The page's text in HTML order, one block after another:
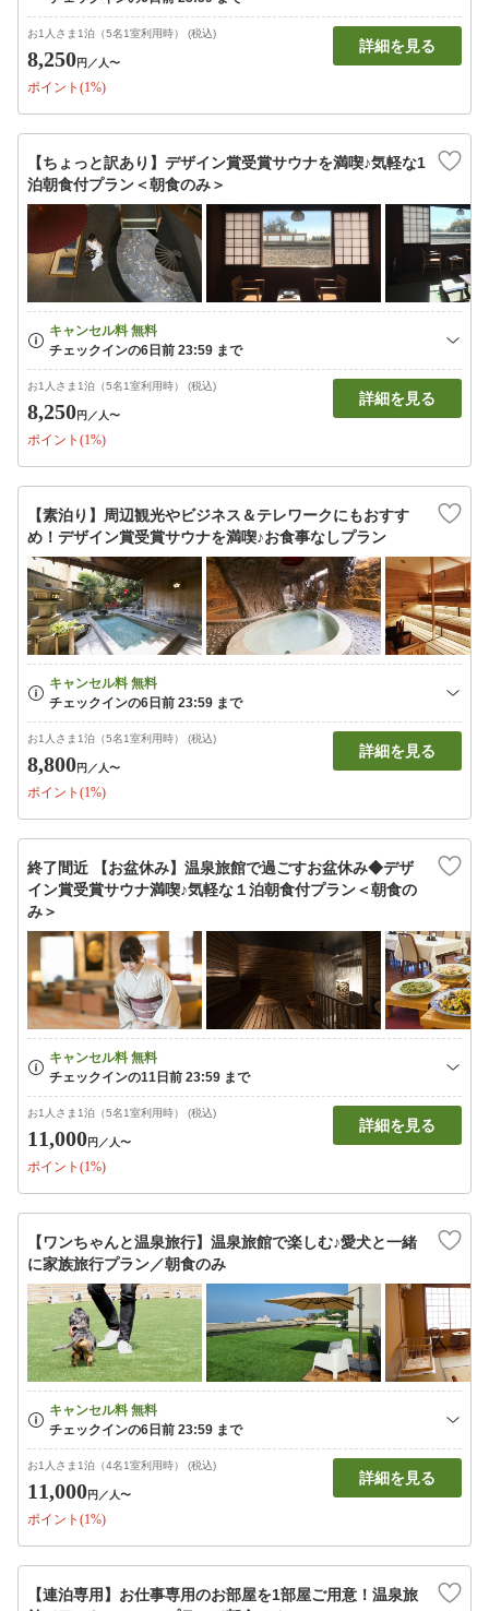
お1人さま1泊（5名1室利用時） (税込)
8,250円 ／人〜
ポイント(1%)
詳細を見る
【ちょっと訳あり】デザイン賞受賞サウナを満喫♪気軽な1
泊朝食付プラン＜朝食のみ＞
お1人さま1泊（5名1室利用時） (税込)
8,250円 ／人〜
ポイント(1%)
詳細を見る
【素泊り】周辺観光やビジネス＆テレワークにもおすす
め！デザイン賞受賞サウナを満喫♪お食事なしプラン
お1人さま1泊（5名1室利用時） (税込)
8,800円 ／人〜
ポイント(1%)
詳細を見る
終了間近 【お盆休み】温泉旅館で過ごすお盆休み◆デザ
イン賞受賞サウナ満喫♪気軽な１泊朝食付プラン＜朝食の
み＞
お1人さま1泊（5名1室利用時） (税込)
11,000円 ／人〜
ポイント(1%)
詳細を見る
【ワンちゃんと温泉旅行】温泉旅館で楽しむ♪愛犬と一緒
に家族旅行プラン／朝食のみ
お1人さま1泊（4名1室利用時） (税込)
11,000円 ／人〜
ポイント(1%)
詳細を見る
【連泊専用】お仕事専用のお部屋を1部屋ご用意！温泉旅